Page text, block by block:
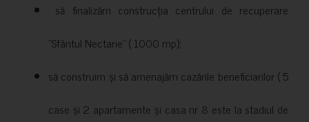
să finalizăm construcția centrului de recuperare
”Sfântul Nectarie” ( 1000 mp);
să construim și să amenajăm cazările beneficiarilor ( 5
case și 2 apartamente și casa nr 8 este la stadiul de